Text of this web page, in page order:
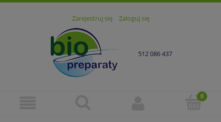
Zarejestruj się Zaloguj się
512 086 437